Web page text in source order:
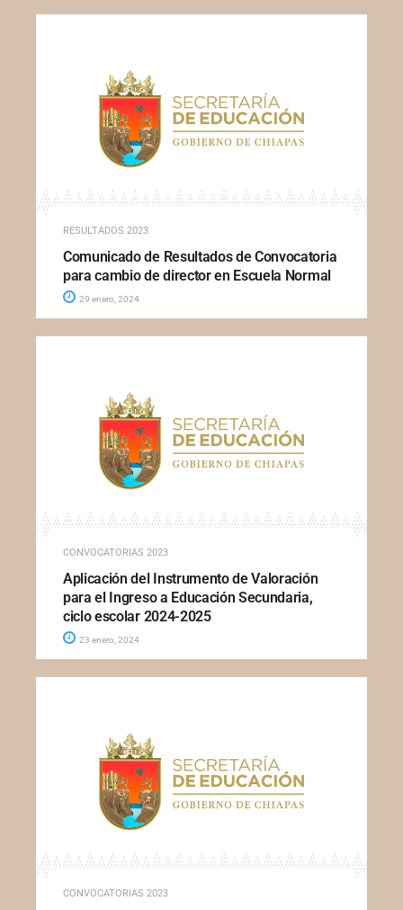
RESULTADOS 2023
Comunicado de Resultados de Convocatoria
para cambio de director en Escuela Normal
29 enero, 2024
CONVOCATORIAS 2023
Aplicación del Instrumento de Valoración
para el Ingreso a Educación Secundaria,
ciclo escolar 2024-2025
23 enero, 2024
CONVOCATORIAS 2023